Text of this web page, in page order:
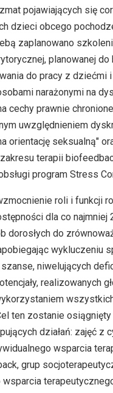
pojawiających się
dzieci obcego
zaplanowano
planowanej
do pracy z dziećmi
narażonymi na
cechy prawnie
uwzględnieniem
orientację seksualną"
terapii
program Stress
roli i funkcji
dla co najmniej
dorosłych do
wykluczeniu
niwelujących
realizowanych
ten zostanie
działań: zajęć z
wsparcia
grup